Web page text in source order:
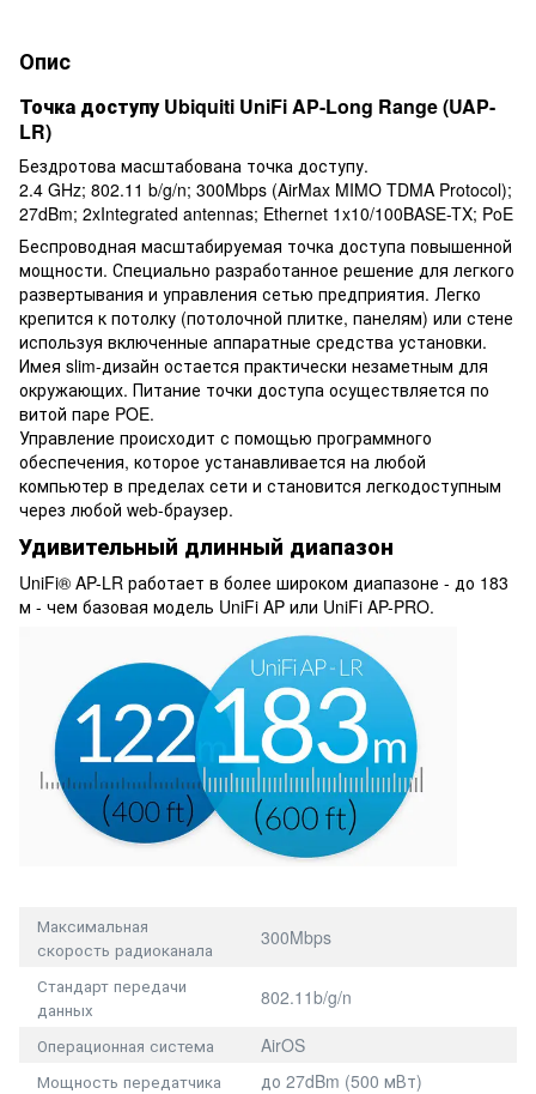
Опис
Точка доступу Ubiquiti UniFi AP-Long Range (UAP-
LR)
Бездротова масштабована точка доступу.
2.4 GHz; 802.11 b/g/n; 300Mbps (AirMax MIMO TDMA Protocol);
27dBm; 2xIntegrated antennas; Ethernet 1x10/100BASE-TX; PoE
Беспроводная масштабируемая точка доступа повышенной
мощности. Специально разработанное решение для легкого
развертывания и управления сетью предприятия. Легко
крепится к потолку (потолочной плитке, панелям) или стене
используя включенные аппаратные средства установки.
Имея slim-дизайн остается практически незаметным для
окружающих. Питание точки доступа осуществляется по
витой паре POE.
Управление происходит с помощью программного
обеспечения, которое устанавливается на любой
компьютер в пределах сети и становится легкодоступным
через любой web-браузер.
Удивительный длинный диапазон
UniFi® AP-LR работает в более широком диапазоне - до 183
м - чем базовая модель UniFi AP или UniFi AP-PRO.
Максимальная
скорость радиоканала
300Mbps
Стандарт передачи
данных
802.11b/g/n
Операционная система AirOS
Мощность передатчика до 27dBm (500 мВт)